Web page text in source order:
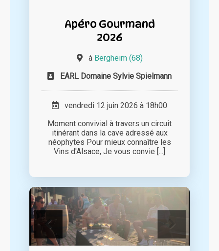
Apéro Gourmand
2026
à Bergheim (68)
EARL Domaine Sylvie Spielmann
vendredi 12 juin 2026 à 18h00
Moment convivial à travers un circuit
itinérant dans la cave adressé aux
néophytes Pour mieux connaître les
Vins d'Alsace, Je vous convie [...]